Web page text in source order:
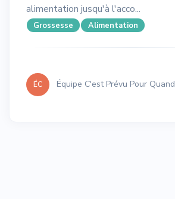
alimentation jusqu'à l'acco...
Grossesse Alimentation
ÉC Équipe C'est Prévu Pour Quand